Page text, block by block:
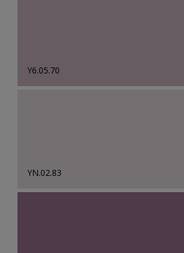
Y6.05.70
YN.02.83